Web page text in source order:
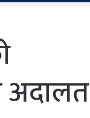
अदालत